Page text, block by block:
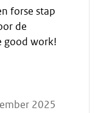
forse stap
de
good work!
2025